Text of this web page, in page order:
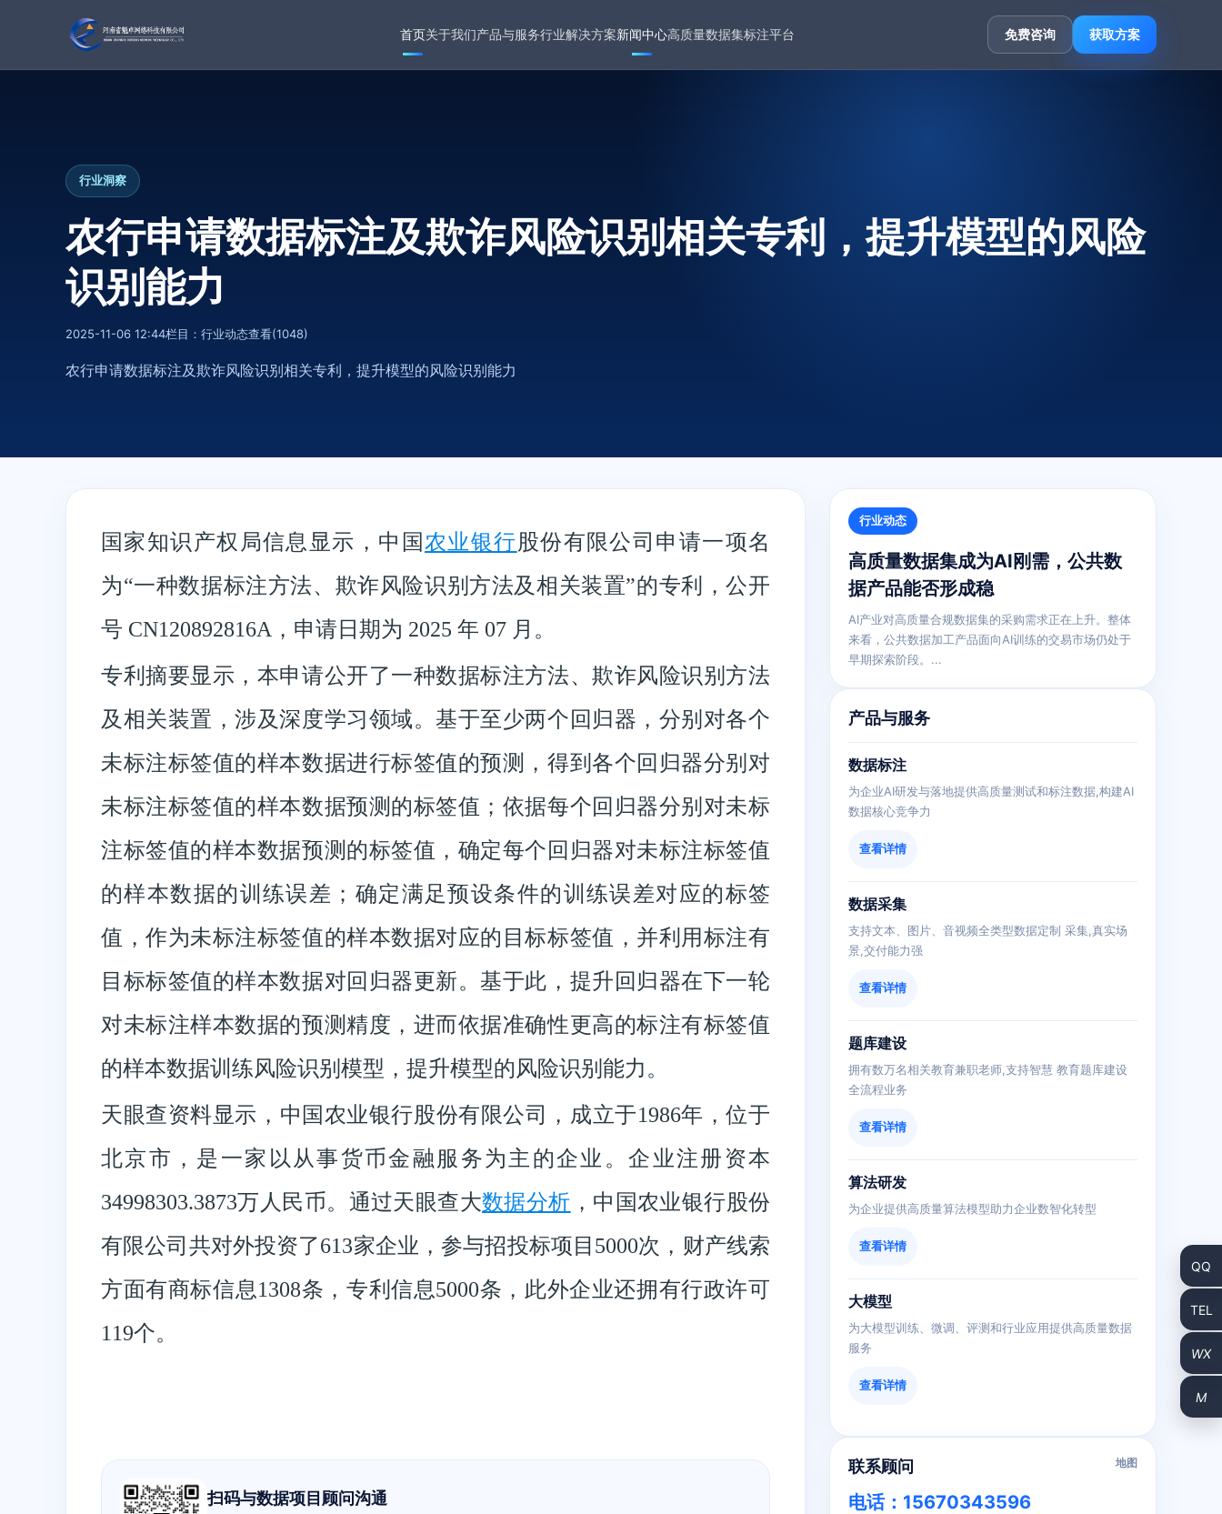
首页关于我们产品与服务行业解决方案新闻中心高质量数据集标注平台 免费咨询 获取方案
行业洞察
农行申请数据标注及欺诈风险识别相关专利，提升模型的风险
识别能力
2025-11-06 12:44栏目： 行业动态查看(1048)
农行申请数据标注及欺诈风险识别相关专利，提升模型的风险识别能力
国家知识产权局信息显示，中国农业银行股份有限公司申请一项名
为“一种数据标注方法、欺诈风险识别方法及相关装置”的专利，公开
号 CN120892816A，申请日期为 2025 年 07 月。
专利摘要显示，本申请公开了一种数据标注方法、欺诈风险识别方法
及相关装置，涉及深度学习领域。基于至少两个回归器，分别对各个
未标注标签值的样本数据进行标签值的预测，得到各个回归器分别对
未标注标签值的样本数据预测的标签值；依据每个回归器分别对未标
注标签值的样本数据预测的标签值，确定每个回归器对未标注标签值
的样本数据的训练误差；确定满足预设条件的训练误差对应的标签
值，作为未标注标签值的样本数据对应的目标标签值，并利用标注有
目标标签值的样本数据对回归器更新。基于此，提升回归器在下一轮
对未标注样本数据的预测精度，进而依据准确性更高的标注有标签值
的样本数据训练风险识别模型，提升模型的风险识别能力。
天眼查资料显示，中国农业银行股份有限公司，成立于1986年，位于
北京市，是一家以从事货币金融服务为主的企业。企业注册资本
34998303.3873万人民币。通过天眼查大数据分析 ，中国农业银行股份
有限公司共对外投资了613家企业，参与招投标项目5000次，财产线索
方面有商标信息1308条，专利信息5000条，此外企业还拥有行政许可
119个。
扫码与数据项目顾问沟通
行业动态
高质量数据集成为AI刚需，公共数
据产品能否形成稳
AI产业对高质量合规数据集的采购需求正在上升。整体
来看，公共数据加工产品面向AI训练的交易市场仍处于
早期探索阶段。...
产品与服务
数据标注
为企业AI研发与落地提供高质量测试和标注数据,构建AI
数据核心竞争力
查看详情
数据采集
支持文本、图片、音视频全类型数据定制 采集,真实场
景,交付能力强
查看详情
题库建设
拥有数万名相关教育兼职老师,支持智慧 教育题库建设
全流程业务
查看详情
算法研发
为企业提供高质量算法模型助力企业数智化转型
查看详情
大模型
为大模型训练、微调、评测和行业应用提供高质量数据
服务
查看详情
联系顾问 地图
电话：15670343596